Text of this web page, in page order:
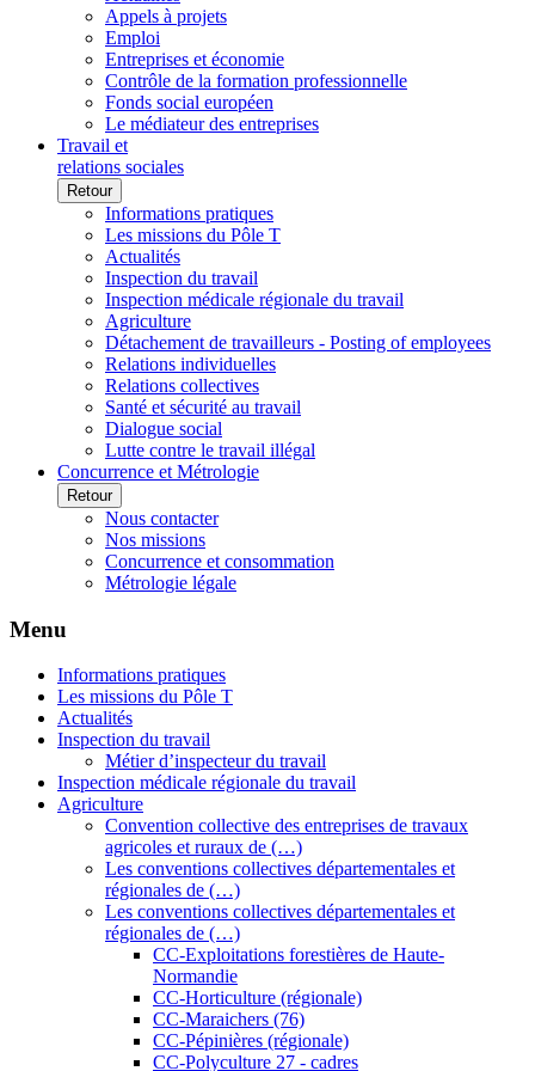
Appels à projets
Emploi
Entreprises et économie
Contrôle de la formation professionnelle
Fonds social européen
Le médiateur des entreprises
Travail et
relations sociales
Retour
Informations pratiques
Les missions du Pôle T
Actualités
Inspection du travail
Inspection médicale régionale du travail
Agriculture
Détachement de travailleurs - Posting of employees
Relations individuelles
Relations collectives
Santé et sécurité au travail
Dialogue social
Lutte contre le travail illégal
Concurrence et Métrologie
Retour
Nous contacter
Nos missions
Concurrence et consommation
Métrologie légale
Menu
Informations pratiques
Les missions du Pôle T
Actualités
Inspection du travail
Métier d’inspecteur du travail
Inspection médicale régionale du travail
Agriculture
Convention collective des entreprises de travaux
agricoles et ruraux de (…)
Les conventions collectives départementales et
régionales de (…)
Les conventions collectives départementales et
régionales de (…)
CC-Exploitations forestières de Haute-
Normandie
CC-Horticulture (régionale)
CC-Maraichers (76)
CC-Pépinières (régionale)
CC-Polyculture 27 - cadres